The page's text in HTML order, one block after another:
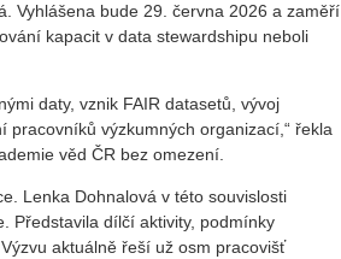
Vyhlášena bude 29. června 2026 a zaměří
kapacit v data stewardshipu neboli
daty, vznik FAIR datasetů, vývoj
výzkumných organizací,“ řekla
věd ČR bez omezení.
Lenka Dohnalová v této souvislosti
Představila dílčí aktivity, podmínky
aktuálně řeší už osm pracovišť